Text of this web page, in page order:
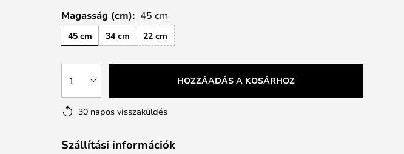
Magasság (cm): 45 cm
45 cm 34 cm 22 cm
1 HOZZÁADÁS A KOSÁRHOZ
30 napos visszaküldés
Szállítási információk